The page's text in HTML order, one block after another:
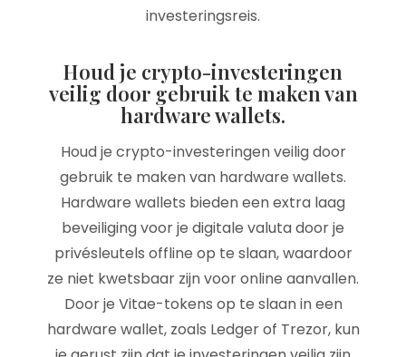
investeringsreis.
Houd je crypto-investeringen
veilig door gebruik te maken van
hardware wallets.
Houd je crypto-investeringen veilig door
gebruik te maken van hardware wallets.
Hardware wallets bieden een extra laag
beveiliging voor je digitale valuta door je
privésleutels offline op te slaan, waardoor
ze niet kwetsbaar zijn voor online aanvallen.
Door je Vitae-tokens op te slaan in een
hardware wallet, zoals Ledger of Trezor, kun